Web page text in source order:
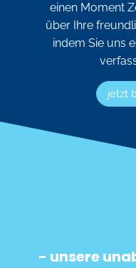
einen Moment
über Ihre
indem Sie uns
jetzt
- unsere